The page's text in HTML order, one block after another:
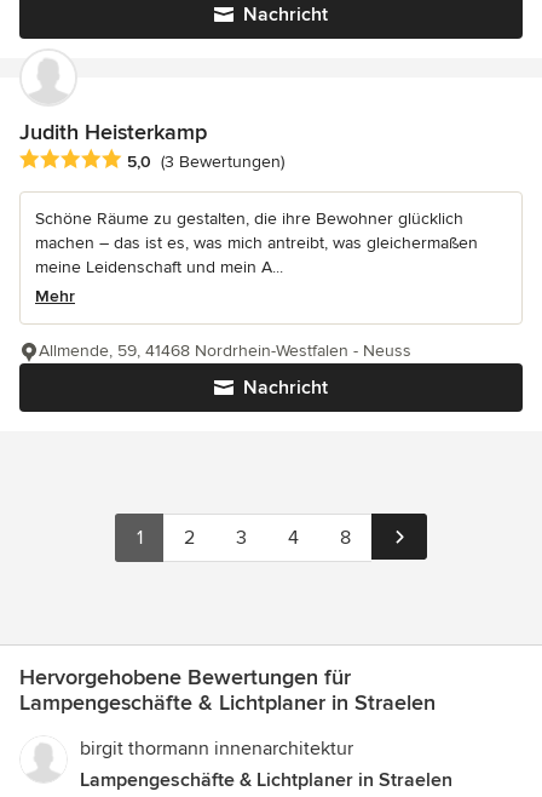
Nachricht
Judith Heisterkamp
Durchschnittliche Bewertung: 5 von 5 Sternen
5,0 (3 Bewertungen)
Schöne Räume zu gestalten, die ihre Bewohner glücklich
machen – das ist es, was mich antreibt, was gleichermaßen
meine Leidenschaft und mein A...
Mehr
Nachricht
Allmende, 59, 41468 Nordrhein-Westfalen - Neuss
1 2 3 4 8
Hervorgehobene Bewertungen für
Lampengeschäfte & Lichtplaner in Straelen
birgit thormann innenarchitektur
Lampengeschäfte & Lichtplaner in Straelen